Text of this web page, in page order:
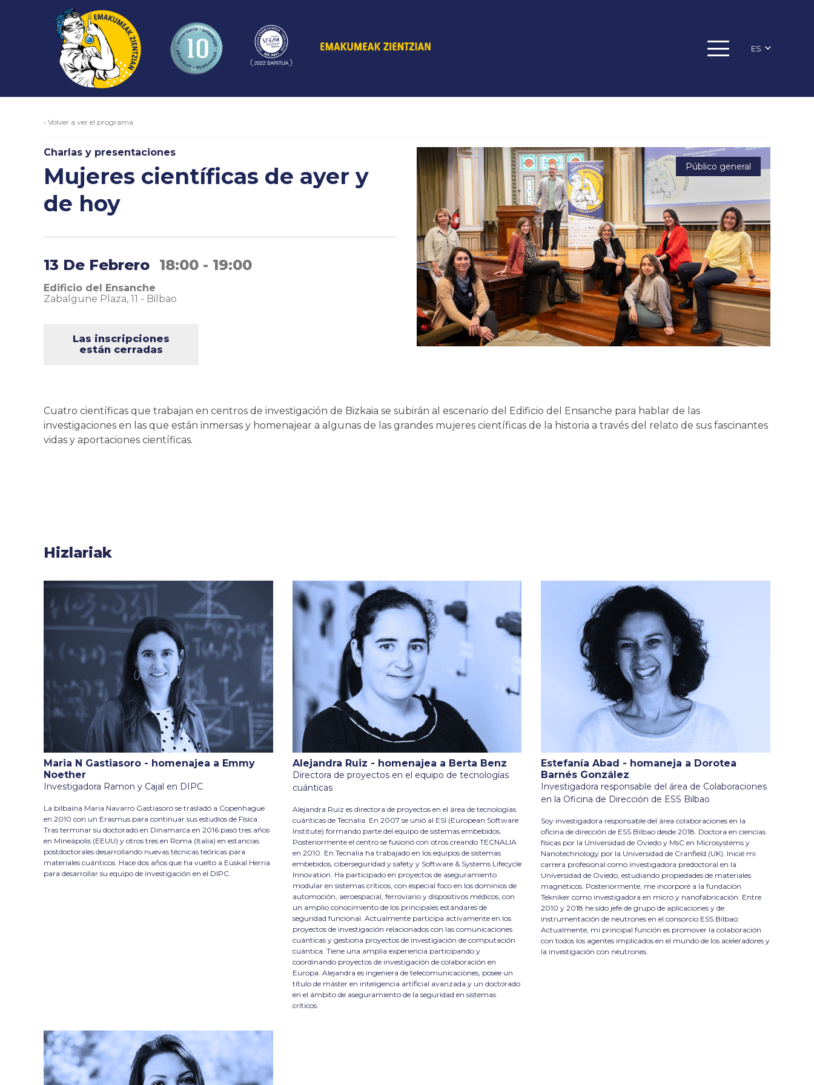
ES
‹ Volver a ver el programa
Charlas y presentaciones
Mujeres científicas de ayer y
de hoy
13 De Febrero 18:00 - 19:00
Edificio del Ensanche
Zabalgune Plaza, 11 - Bilbao
Las inscripciones
están cerradas
Público general
Cuatro científicas que trabajan en centros de investigación de Bizkaia se subirán al escenario del Edificio del Ensanche para hablar de las
investigaciones en las que están inmersas y homenajear a algunas de las grandes mujeres científicas de la historia a través del relato de sus fascinantes
vidas y aportaciones científicas.
Hizlariak
Maria N Gastiasoro - homenajea a Emmy
Noether
Investigadora Ramon y Cajal en DIPC
La bilbaína Maria Navarro Gastiasoro se trasladó a Copenhague
en 2010 con un Erasmus para continuar sus estudios de Física.
Tras terminar su doctorado en Dinamarca en 2016 pasó tres años
en Mineápolis (EEUU) y otros tres en Roma (Italia) en estancias
postdoctorales desarrollando nuevas técnicas teóricas para
materiales cuánticos. Hace dos años que ha vuelto a Euskal Herria
para desarrollar su equipo de investigación en el DIPC.
Alejandra Ruiz - homenajea a Berta Benz
Directora de proyectos en el equipo de tecnologías
cuánticas
Alejandra Ruiz es directora de proyectos en el área de tecnologías
cuánticas de Tecnalia. En 2007 se unió al ESI (European Software
Institute) formando parte del equipo de sistemas embebidos.
Posteriormente el centro se fusionó con otros creando TECNALIA
en 2010. En Tecnalia ha trabajado en los equipos de sistemas
embebidos, ciberseguridad y safety y Software & Systems Lifecycle
Innovation. Ha participado en proyectos de aseguramiento
modular en sistemas críticos, con especial foco en los dominios de
automoción, aeroespacial, ferroviario y dispositivos médicos, con
un amplio conocimiento de los principales estándares de
seguridad funcional. Actualmente participa activamente en los
proyectos de investigación relacionados con las comunicaciones
cuánticas y gestiona proyectos de investigación de computación
cuántica. Tiene una amplia experiencia participando y
coordinando proyectos de investigación de colaboración en
Europa. Alejandra es ingeniera de telecomunicaciones, posee un
título de máster en inteligencia artificial avanzada y un doctorado
en el ámbito de aseguramiento de la seguridad en sistemas
críticos.
Estefanía Abad - homaneja a Dorotea
Barnés González
Investigadora responsable del área de Colaboraciones
en la Oficina de Dirección de ESS Bilbao
Soy investigadora responsable del área colaboraciones en la
oficina de dirección de ESS Bilbao desde 2018. Doctora en ciencias
físicas por la Universidad de Oviedo y MsC en Microsystems y
Nanotechnology por la Universidad de Cranfield (UK). Inicié mi
carrera profesional como investigadora predoctoral en la
Universidad de Oviedo, estudiando propiedades de materiales
magnéticos. Posteriormente, me incorporé a la fundación
Tekniker como investigadora en micro y nanofabricación. Entre
2010 y 2018 he sido jefe de grupo de aplicaciones y de
instrumentación de neutrones en el consorcio ESS Bilbao.
Actualmente, mi principal función es promover la colaboración
con todos los agentes implicados en el mundo de los aceleradores y
la investigación con neutrones.